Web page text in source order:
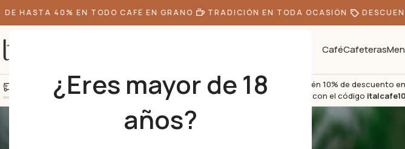
¿Eres mayor de 18
años?
40% EN TODO CAFÉ EN GRANO TRADICIÓN EN TODA OCASIÓN
CaféCafeteras
Agrega S/300.00 más y obtén envío gratis +10k de clientes felices
Obtén 10% de descuento
compra con el código italcafe10